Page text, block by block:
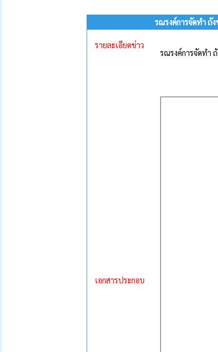
รณรงค์การจัดทำ ถั
รายละเอียดข่าว
รณรงค์การจัดทำ
เอกสารประกอบ